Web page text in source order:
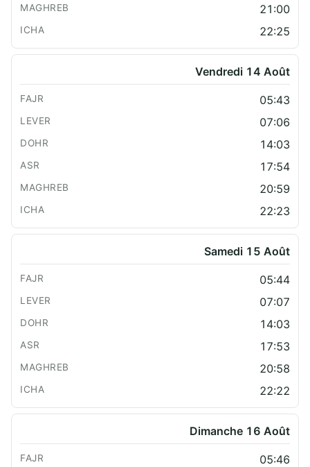
21:00
22:25
Vendredi 14 Août
05:43
07:06
14:03
17:54
20:59
22:23
Samedi 15 Août
05:44
07:07
14:03
17:53
20:58
22:22
Dimanche 16 Août
05:46